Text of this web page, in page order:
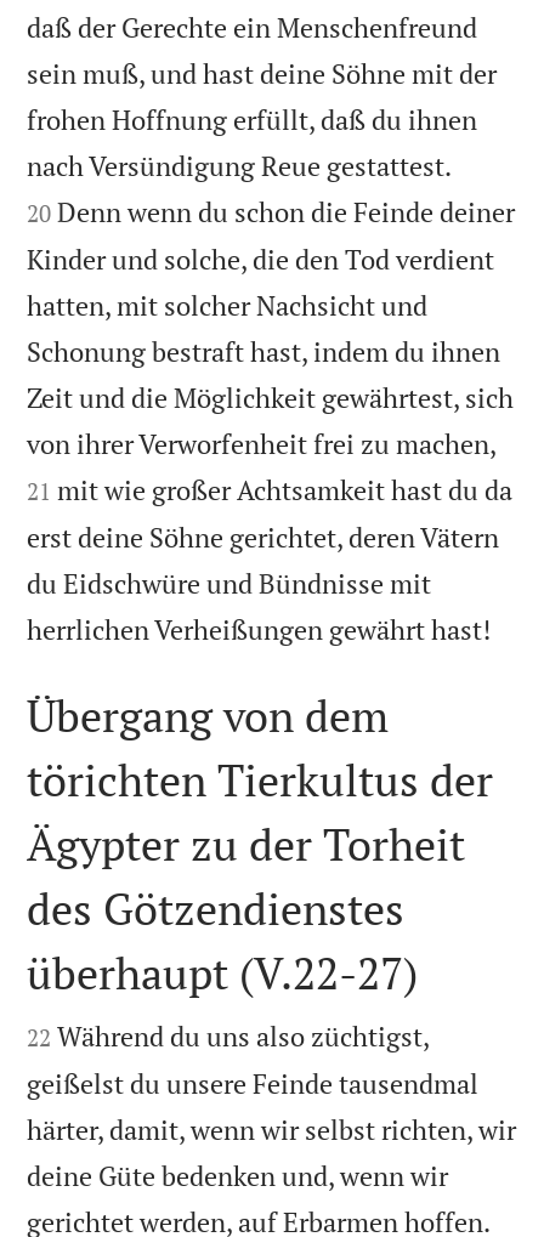
daß der Gerechte ein Menschenfreund
sein muß, und hast deine Söhne mit der
frohen Hoffnung erfüllt, daß du ihnen
nach Versündigung Reue gestattest.
20 Denn wenn du schon die Feinde deiner
Kinder und solche, die den Tod verdient
hatten, mit solcher Nachsicht und
Schonung bestraft hast, indem du ihnen
Zeit und die Möglichkeit gewährtest, sich
von ihrer Verworfenheit frei zu machen,
21 mit wie großer Achtsamkeit hast du da
erst deine Söhne gerichtet, deren Vätern
du Eidschwüre und Bündnisse mit
herrlichen Verheißungen gewährt hast!

Übergang von dem
törichten Tierkultus der
Ägypter zu der Torheit
des Götzendienstes
überhaupt (V.22-27)

22 Während du uns also züchtigst,
geißelst du unsere Feinde tausendmal
härter, damit, wenn wir selbst richten, wir
deine Güte bedenken und, wenn wir
gerichtet werden, auf Erbarmen hoffen.